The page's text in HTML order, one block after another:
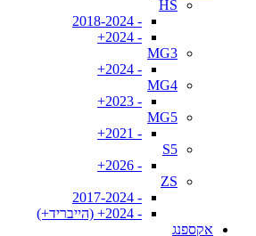
HS
- 2018-2024
- 2024+
MG3
- 2024+
MG4
- 2023+
MG5
- 2021+
S5
- 2026+
ZS
- 2017-2024
- 2024+ (הייבריד+)
אקספנג